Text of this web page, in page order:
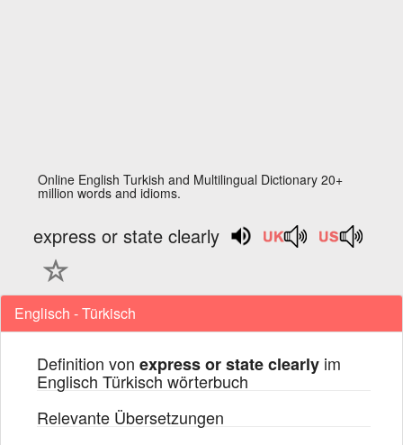
Online English Turkish and Multilingual Dictionary 20+
million words and idioms.
express or state clearly
Englisch - Türkisch
Definition von express or state clearly im
Englisch Türkisch wörterbuch
Relevante Übersetzungen